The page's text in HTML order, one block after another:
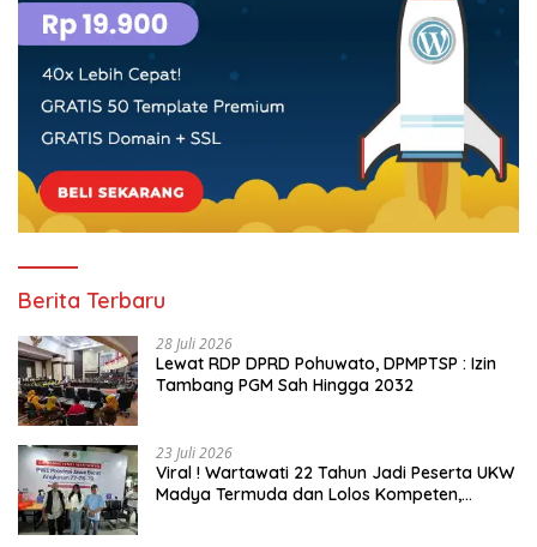
Berita Terbaru
28 Juli 2026
Lewat RDP DPRD Pohuwato, DPMPTSP : Izin
Tambang PGM Sah Hingga 2032
23 Juli 2026
Viral ! Wartawati 22 Tahun Jadi Peserta UKW
Madya Termuda dan Lolos Kompeten,